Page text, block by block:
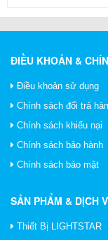
ĐIỀU KHOẢN &
Điều khoản sử dụng
Chính sách đổi trả
Chính sách khiếu nại
Chính sách bảo hành
Chính sách bảo mật
SẢN PHẨM & DỊCH
Thiết Bị LIGHTSTAR